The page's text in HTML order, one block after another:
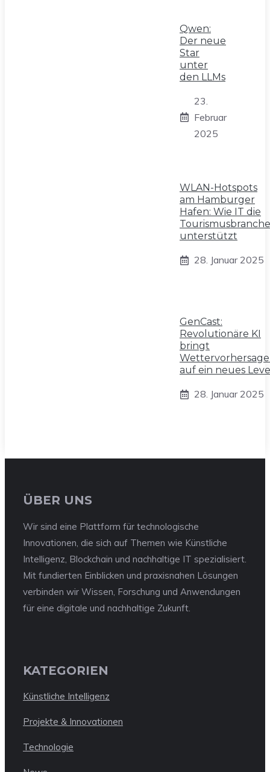
Qwen:
Der neue
Star
unter
den LLMs
23.
Februar
2025
WLAN-Hotspots
am Hamburger
Hafen: Wie IT die
Tourismusbranche
unterstützt
28. Januar 2025
GenCast:
Revolutionäre KI
bringt
auf ein neues
28. Januar 2025
ÜBER UNS
Wir sind eine Plattform für technologische
Innovationen, die sich auf Themen wie Künstliche
Intelligenz, Blockchain und nachhaltige IT spezialisiert.
Mit fundierten Einblicken und praxisnahen Lösungen
verbinden wir Wissen, Forschung und Anwendungen
für eine digitale und nachhaltige Zukunft.
KATEGORIEN
Künstliche Intelligenz
Projekte & Innovationen
Technologie